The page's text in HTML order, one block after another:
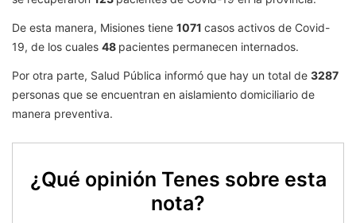
De esta manera, Misiones tiene 1071 casos activos de Covid-
19, de los cuales 48 pacientes permanecen internados.
Por otra parte, Salud Pública informó que hay un total de 3287
personas que se encuentran en aislamiento domiciliario de
manera preventiva.
¿Qué opinión Tenes sobre esta
nota?